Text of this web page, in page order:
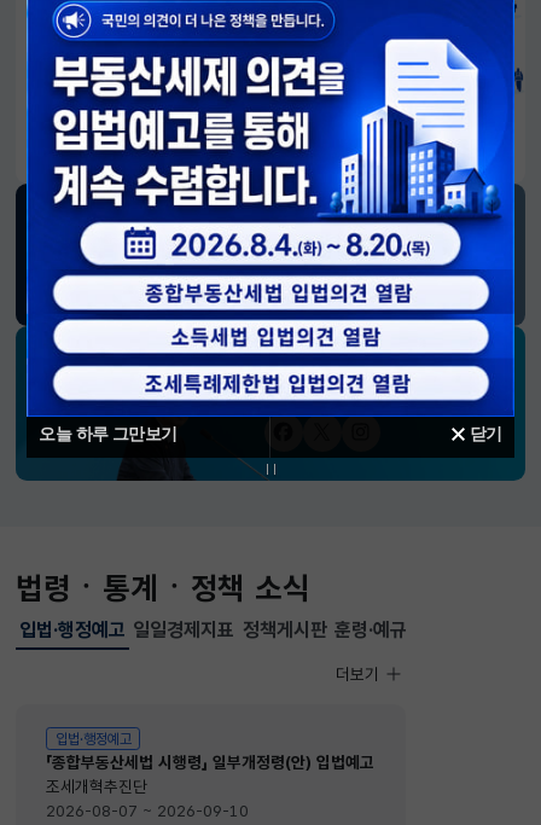
오늘 하루 그만보기 닫기
알림판
국민이 만든 대전환의 길-회복과 도약, 모두의 1년
재정경제부 SNS 소식
블로그페이스북트위터(X)유튜브인스타그램
소통하는 경제 리더 구윤철 장관의
SNS 채널
법령ㆍ통계ㆍ정책 소식
입법·행정예고
선택됨
입법·행정예고
입법·행정예고
「종합부동산세법 시행령」 일부개정령(안) 입법예고
조세개혁추진단
2026-08-07 ~ 2026-09-10
입법·행정예고
더보기
일일경제지표 정책게시판 훈령·예규